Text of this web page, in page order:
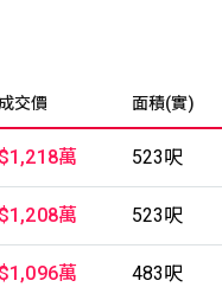
成交價 面積(實)
$1,218萬 523呎
$1,208萬 523呎
$1,096萬 483呎